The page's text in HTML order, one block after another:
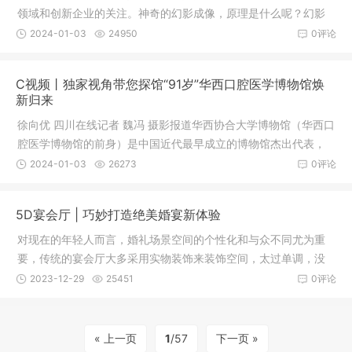
领域和创新企业的关注。神奇的幻影成像，原理是什么呢？幻影
成像技术常用于发布会、演唱会、企业年会等大型舞台，它以斜
靠反射原理将光线反射
0评论
2024-01-03 24950
C视频丨独家视角带您探馆“91岁”华西口腔医学博物馆焕
新归来
徐向优 四川在线记者 魏冯 摄影报道华西协合大学博物馆（华西口
腔医学博物馆的前身）是中国近代最早成立的博物馆杰出代表，
是中国高等院校以及西南地区创建最早历史最悠久的博物馆之
方米，由上下三层组成
0评论
2024-01-03 26273
5D宴会厅 | 巧妙打造绝美婚宴新体验
对现在的年轻人而言，婚礼场景空间的个性化和与众不同尤为重
要，传统的宴会厅大多采用实物装饰来装饰空间，太过单调，没
有创意。全息5D光影宴会厅采用数码主题和全息投影技术，结合
感觉。配合运动摄像系
0评论
2023-12-29 25451
« 上一页 1/57 下一页 »